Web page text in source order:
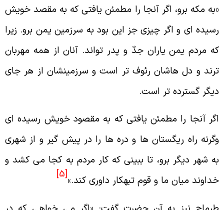
مكه برو، اگر آنجا را مطمئن يافتى كه به مقصد خويش
اى و اگر چيزى جز اين بود به سرزمين يمن برو. زيرا
مردم يمن ياران جدّ و پدر تواند. آنان از همه مهربان
و دل هاشان رئوف تر است و سرزمينشان از هر جاى
گسترده تر است.
آنجا را مطمئن يافتى كه به مقصود خويش رسيده اى
راه ريگستان ها و دره ها را در پيش گير و از شهرى
شهر ديگر برو، تا ببينى كه كار مردم به كجا مى كشد و
ميان ما و قوم تبهكار داورى كند.»